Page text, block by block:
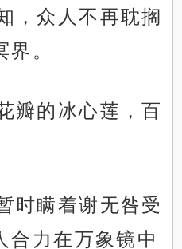
，众人不再耽搁
。
瓣的冰心莲，百
时瞒着谢无咎受
合力在万象镜中